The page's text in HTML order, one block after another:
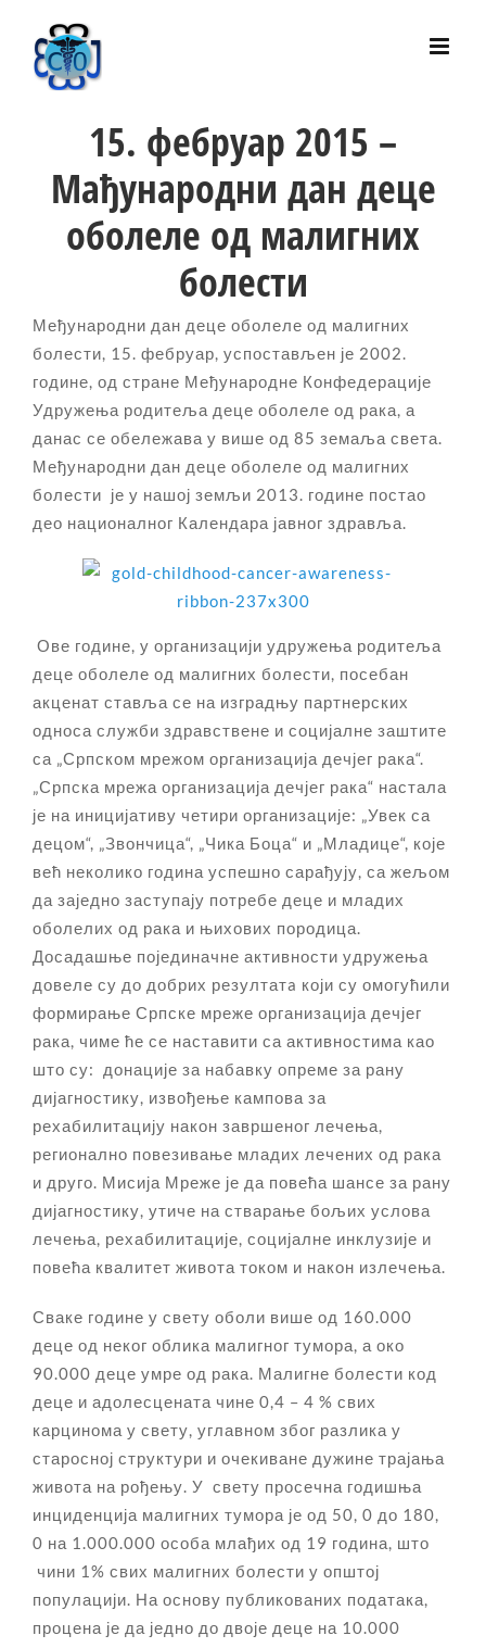
content
15. фебруар 2015 –
Мађународни дан деце
оболеле од малигних
болести
Међународни дан деце оболеле од малигних
болести, 15. фебруар, успостављен је 2002.
године, од стране Међународне Конфедерације
Удружења родитеља деце оболеле од рака, а
данас се обележава у више од 85 земаља света.
Међународни дан деце оболеле од малигних
болести је у нашој земљи 2013. године постао
део националног Календара јавног здравља.
Ове године, у организацији удружења родитеља
деце оболеле од малигних болести, посебан
акценат ставља се на изградњу партнерских
односа служби здравствене и социјалне заштите
са „Српском мрежом организација дечјег рака“.
„Српска мрежа организација дечјег рака“ настала
је на иницијативу четири организације: „Увек са
децом“, „Звончица“, „Чика Боца“ и „Младице“, које
већ неколико година успешно сарађују, са жељом
да заједно заступају потребе деце и младих
оболелих од рака и њихових породица.
Досадашње појединачне активности удружења
довеле су до добрих резултатa који су омогућили
формирање Српске мреже организација дечјег
рака, чиме ће се наставити са активностима као
што су: донације за набавку опреме за рану
дијагностику, извођење кампова за
рехабилитацију након завршеног лечења,
регионално повезивање младих лечених од рака
и друго. Мисија Мреже је да повећа шансе за рану
дијагностику, утиче на стварање бољих услова
лечења, рехабилитације, социјалне инклузије и
повећа квалитет живота током и након излечења.
Сваке године у свету оболи више од 160.000
деце од неког облика малигног тумора, а око
90.000 деце умре од рака. Малигне болести код
деце и адолесцената чине 0,4 – 4 % свих
карцинома у свету, углавном због разлика у
старосној структури и очекиване дужине трајања
живота на рођењу. У свету просечна годишња
инциденција малигних тумора је од 50, 0 до 180,
0 на 1.000.000 особа млађих од 19 година, што
чини 1% свих малигних болести у општој
популацији. На основу публикованих података,
процена је да једно до двоје деце на 10.000